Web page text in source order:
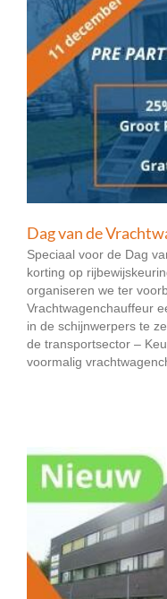
Dag van de
Speciaal voor de Dag
korting op
organiseren we ter
Vrachtwagenchauffeur
in de schijnwerpers te
de transportsector –
voormalig